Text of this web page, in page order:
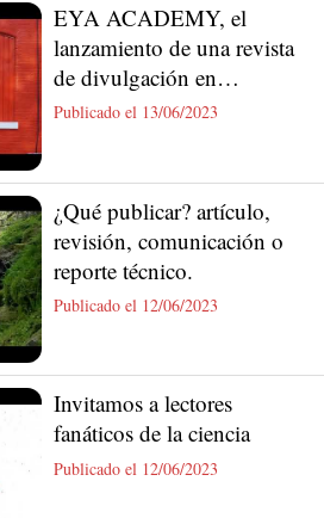
EYA ACADEMY, el
lanzamiento de una revista
de divulgación en
materiales
Publicado el 13/06/2023
¿Qué publicar? artículo,
revisión, comunicación o
reporte técnico.
Publicado el 12/06/2023
Invitamos a lectores
fanáticos de la ciencia
Publicado el 12/06/2023